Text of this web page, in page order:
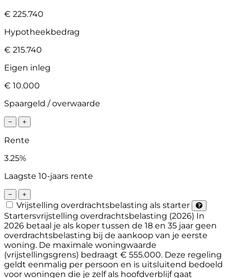
€ 225.740
Hypotheekbedrag
€ 215.740
Eigen inleg
€ 10.000
Spaargeld / overwaarde
− +
Rente
3.25%
Laagste 10-jaars rente
− +
Vrijstelling overdrachtsbelasting als starter
Startersvrijstelling overdrachtsbelasting (2026) In
2026 betaal je als koper tussen de 18 en 35 jaar geen
overdrachtsbelasting bij de aankoop van je eerste
woning. De maximale woningwaarde
(vrijstellingsgrens) bedraagt € 555.000. Deze regeling
geldt eenmalig per persoon en is uitsluitend bedoeld
voor woningen die je zelf als hoofdverblijf gaat